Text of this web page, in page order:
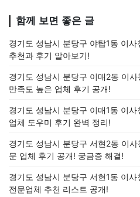
함께 보면 좋은 글
경기도 성남시 분당구 야탑1동 이
추천과 후기 알아보기!
경기도 성남시 분당구 이매2동 이
만족도 높은 업체 후기 공개!
경기도 성남시 분당구 이매1동 이
업체 도우미 후기 완벽 정리!
경기도 성남시 분당구 서현2동 이
문 업체 후기 공개! 궁금증 해결!
경기도 성남시 분당구 서현1동 이
전문업체 추천 리스트 공개!